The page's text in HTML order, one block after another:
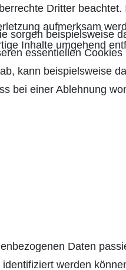
Dritter beachtet.
aufmerksam
Inhalte umgehend
Daten
werden
sorgen beispielsweise
essentiellen
kann beispielsweise
bei einer Ablehnung